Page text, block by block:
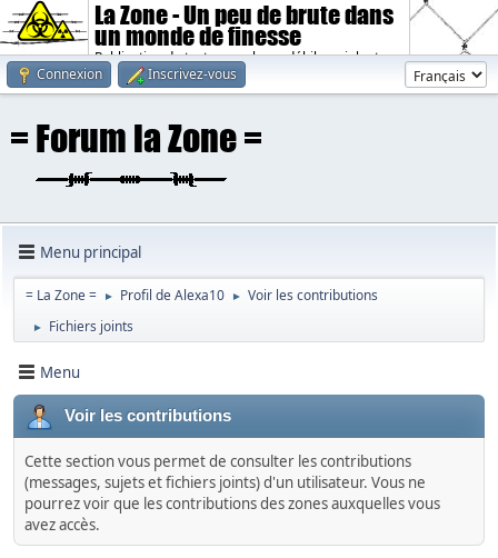
La Zone - Un peu de brute dans
un monde de finesse
Publication de textes sombres, débiles, violents.
Connexion
Inscrivez-vous
Menu principal
= La Zone = ► Profil de Alexa10 ► Voir les contributions
► Fichiers joints
Menu
Voir les contributions
Cette section vous permet de consulter les contributions
(messages, sujets et fichiers joints) d'un utilisateur. Vous ne
pourrez voir que les contributions des zones auxquelles vous
avez accès.